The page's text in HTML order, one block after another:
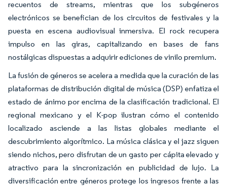
recuentos de streams, mientras que los subgéneros
electrónicos se benefician de los circuitos de festivales y la
puesta en escena audiovisual inmersiva. El rock recupera
impulso en las giras, capitalizando en bases de fans
nostálgicas dispuestas a adquirir ediciones de vinilo premium.
La fusión de géneros se acelera a medida que la curación de las
plataformas de distribución digital de música (DSP) enfatiza el
estado de ánimo por encima de la clasificación tradicional. El
regional mexicano y el K-pop ilustran cómo el contenido
localizado asciende a las listas globales mediante el
descubrimiento algorítmico. La música clásica y el jazz siguen
siendo nichos, pero disfrutan de un gasto per cápita elevado y
atractivo para la sincronización en publicidad de lujo. La
diversificación entre géneros protege los ingresos frente a las